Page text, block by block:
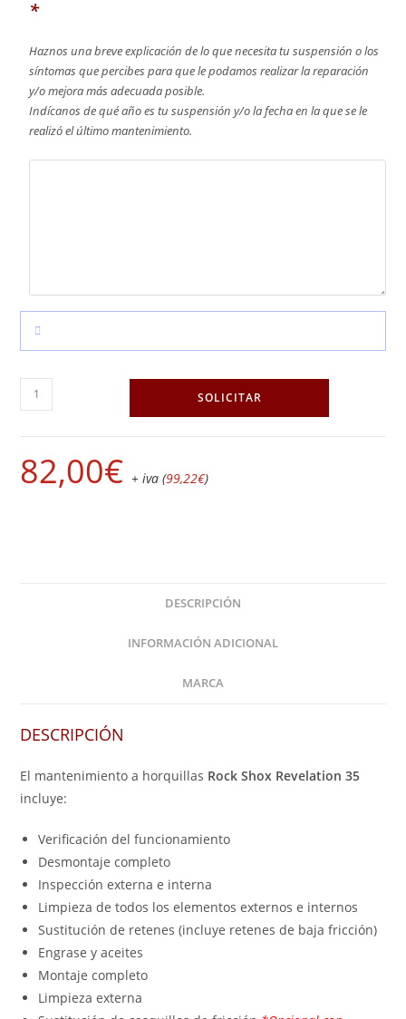
*
Haznos una breve explicación de lo que necesita tu suspensión o los
síntomas que percibes para que le podamos realizar la reparación
y/o mejora más adecuada posible.
Indícanos de qué año es tu suspensión y/o la fecha en la que se le
realizó el último mantenimiento.
SOLICITAR
82,00€ + iva (99,22€)
DESCRIPCIÓN
INFORMACIÓN ADICIONAL
MARCA
DESCRIPCIÓN
El mantenimiento a horquillas Rock Shox Revelation 35
incluye:
Verificación del funcionamiento
Desmontaje completo
Inspección externa e interna
Limpieza de todos los elementos externos e internos
Sustitución de retenes (incluye retenes de baja fricción)
Engrase y aceites
Montaje completo
Limpieza externa